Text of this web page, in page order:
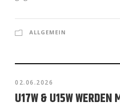
ALLGEMEIN
02.06.2026
U17W & U15W WERDEN